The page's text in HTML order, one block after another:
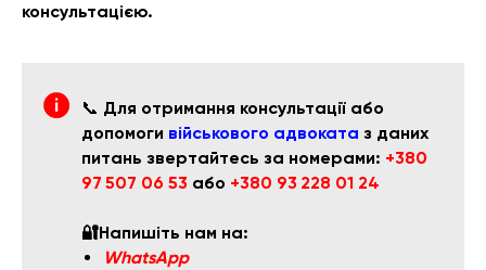
консультацією.
📞 Для отримання консультації або
допомоги військового адвоката з даних
питань звертайтесь за номерами: +380
97 507 06 53 або +380 93 228 01 24
🔐Напишіть нам на:
WhatsApp